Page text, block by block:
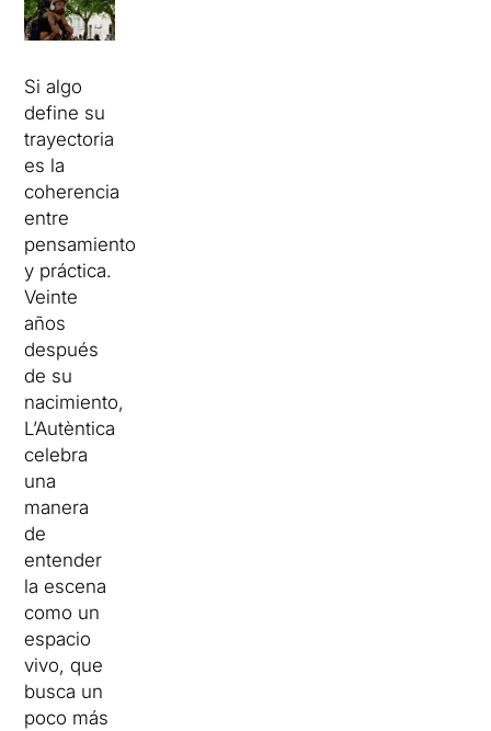
Si algo
define su
trayectoria
es la
coherencia
entre
pensamiento
y práctica.
Veinte
años
después
de su
nacimiento,
L’Autèntica
celebra
una
manera
de
entender
la escena
como un
espacio
vivo, que
busca un
poco más